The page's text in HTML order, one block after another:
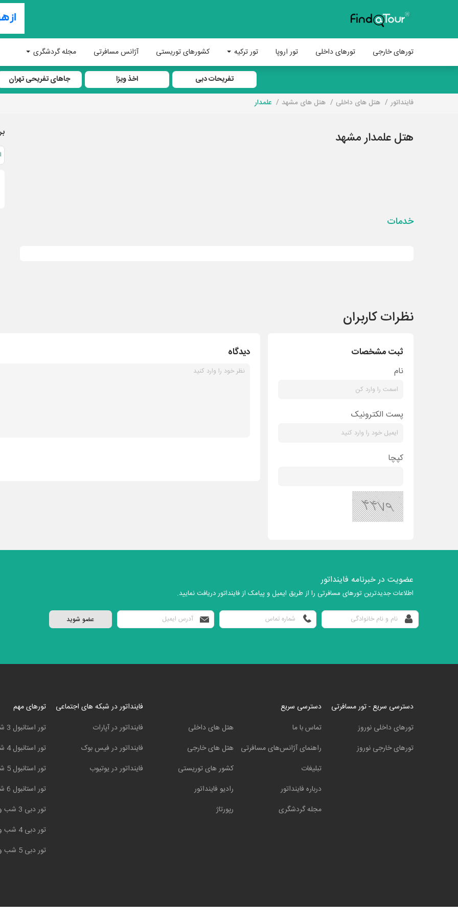
تورهای خارجی تورهای داخلی تور اروپا تور ترکیه کشورهای توریستی آژانس مسافرتی مجله گردشگری
تفریحات دبی اخذ ویزا جاهای تفریحی تهران
فاینداتور هتل های داخلی هتل های مشهد علمدار
هتل علمدار مشهد
خدمات
نظرات کاربران
ثبت مشخصات
نام
پست الکترونیک
کپچا
دیدگاه
عضویت در خبرنامه فاینداتور
اطلاعات جدیدترین تورهای مسافرتی را از طریق ایمیل و پیامک از فاینداتور دریافت نمایید.
دسترسی سریع - تور مسافرتی
تورهای داخلی نوروز
تورهای خارجی نوروز
دسترسی سریع
تماس با ما
راهنمای آژانس‌های مسافرتی
تبلیغات
درباره فاینداتور
مجله گردشگری
هتل های داخلی
هتل های خارجی
کشور های توریستی
رادیو فاینداتور
رپورتاژ
فاینداتور در شبکه های اجتماعی
فاینداتور در آپارات
فاینداتور در فیس بوک
فاینداتور در یوتیوب
تورهای مهم
تور استانبول 3 شب و 4 روز
تور استانبول 4 شب و 5 روز
تور استانبول 5 شب و 6 روز
تور استانبول 6 شب و 7 روز
تور دبی 3 شب و 4 روز
تور دبی 4 شب و 5 روز
تور دبی 5 شب و 6 روز